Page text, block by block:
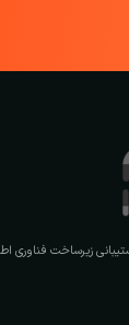
زیرساخت فناوری